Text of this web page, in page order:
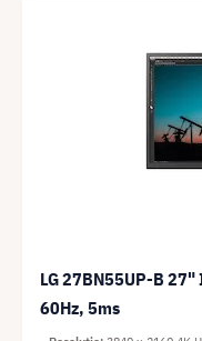
LG 27BN55UP-B
60Hz, 5ms